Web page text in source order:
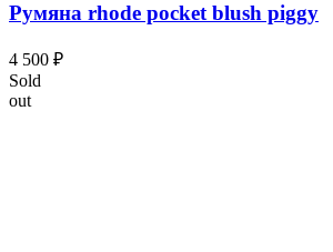
Румяна rhode pocket blush piggy
4 500 ₽
Sold
out